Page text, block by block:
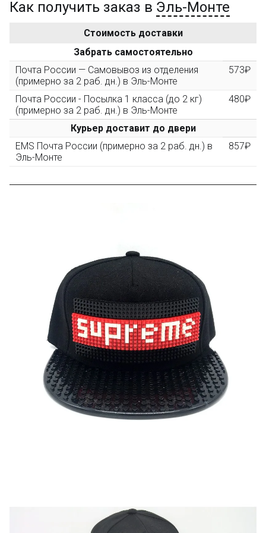
Золотая скидка
персональная
10%
3000 рублей, Вы получите постоянную скидку на все
повторные заказы - 10%
Скидка за обзор
(фото сборки) до 10%
Пришлите фото поэтапной сборки купленного
конструктора и получите дополнительную скидку
10% при покупке следующего набора (не дороже 10
нашем сайте и получите купон на скидку 50₽ за
текстовый отзыв или 100₽ за отзыв с фото.
Скидка за отзыв
на Яндекс.Маркете 150₽
Оставьте отзыв (не менее 50 символов) о товаре
через системуЯндекс.Маркетс обязательным
указанием номера и даты заказа в нашем магазине
и получите купон на скидку 150₽
...уже сейчас
Как получить заказ в Эль-Монте
Стоимость доставки
Забрать самостоятельно
Почта России — Самовывоз из отделения
(примерно за 2 раб. дн.) в Эль-Монте
573₽
Почта России - Посылка 1 класса (до 2 кг)
(примерно за 2 раб. дн.) в Эль-Монте
480₽
Курьер доставит до двери
EMS Почта России (примерно за 2 раб. дн.) в
Эль-Монте
857₽